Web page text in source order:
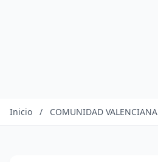
Inicio / COMUNIDAD VALENCIANA